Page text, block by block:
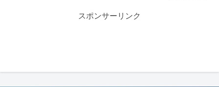
スポンサーリンク